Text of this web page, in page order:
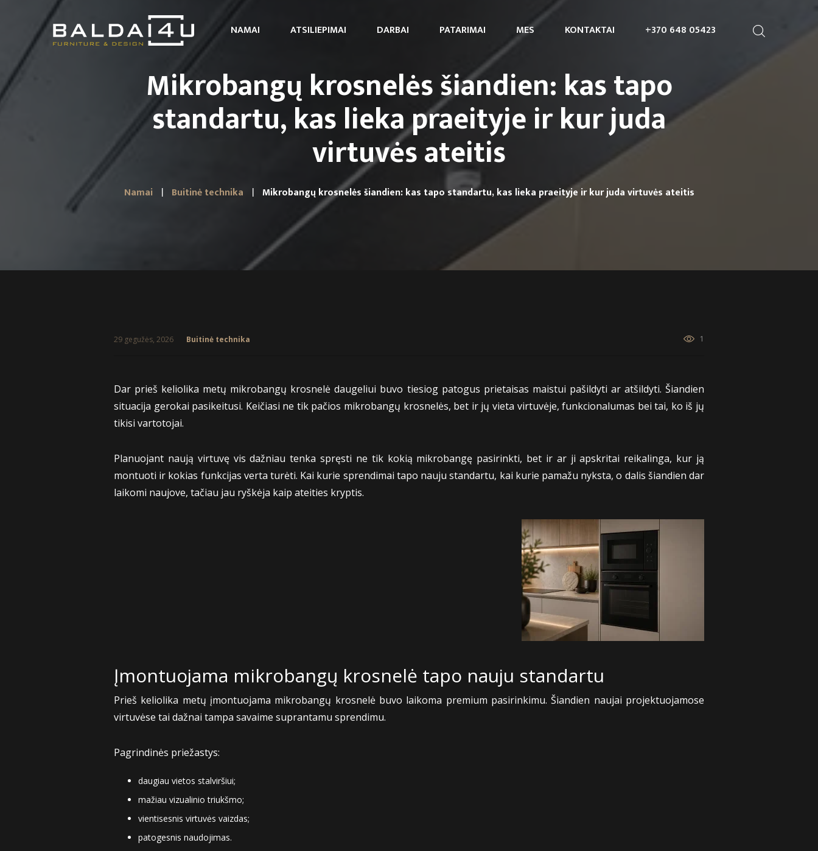
NAMAI ATSILIEPIMAI DARBAI PATARIMAI MES KONTAKTAI +370 648 05423
Mikrobangų krosnelės šiandien: kas tapo
standartu, kas lieka praeityje ir kur juda
virtuvės ateitis
Namai Buitinė technika Mikrobangų krosnelės šiandien: kas tapo standartu, kas lieka praeityje ir kur juda virtuvės ateitis
29 gegužės, 2026 Buitinė technika 1
Dar prieš keliolika metų mikrobangų krosnelė daugeliui buvo tiesiog patogus prietaisas maistui pašildyti ar atšildyti. Šiandien
situacija gerokai pasikeitusi. Keičiasi ne tik pačios mikrobangų krosnelės, bet ir jų vieta virtuvėje, funkcionalumas bei tai, ko iš jų
tikisi vartotojai.
Planuojant naują virtuvę vis dažniau tenka spręsti ne tik kokią mikrobangę pasirinkti, bet ir ar ji apskritai reikalinga, kur ją
montuoti ir kokias funkcijas verta turėti. Kai kurie sprendimai tapo nauju standartu, kai kurie pamažu nyksta, o dalis šiandien dar
laikomi naujove, tačiau jau ryškėja kaip ateities kryptis.
Įmontuojama mikrobangų krosnelė tapo nauju standartu
Prieš keliolika metų įmontuojama mikrobangų krosnelė buvo laikoma premium pasirinkimu. Šiandien naujai projektuojamose
virtuvėse tai dažnai tampa savaime suprantamu sprendimu.
Pagrindinės priežastys:
daugiau vietos stalviršiui;
mažiau vizualinio triukšmo;
vientisesnis virtuvės vaizdas;
patogesnis naudojimas.